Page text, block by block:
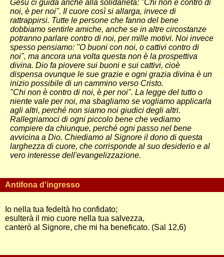
Gesù ci guida anche alla solidarietà: "Chi non è contro di
noi, è per noi". Il cuore così si allarga, invece di
rattrappirsi. Tutte le persone che fanno del bene
dobbiamo sentirle amiche, anche se in altre circostanze
potranno parlare contro di noi, per mille motivi. Noi invece
spesso pensiamo: "O buoni con noi, o cattivi contro di
noi", ma ancora una volta questa non è la prospettiva
divina. Dio fa piovere sui buoni e sui cattivi, cioè
dispensa ovunque le sue grazie e ogni grazia divina è un
inizio possibile di un cammino verso Cristo.
"Chi non è contro di noi, è per noi". La legge del tutto o
niente vale per noi, ma sbagliamo se vogliamo applicarla
agli altri, perché non siamo noi giudici degli altri.
Rallegriamoci di ogni piccolo bene che vediamo
compiere da chiunque, perché ogni passo nel bene
avvicina a Dio. Chiediamo al Signore il dono di questa
larghezza di cuore, che corrisponde al suo desiderio e al
vero interesse dell'evangelizzazione.
Antifona d'ingresso
Io nella tua fedeltà ho confidato;
esulterà il mio cuore nella tua salvezza,
canterò al Signore, che mi ha beneficato. (Sal 12,6)